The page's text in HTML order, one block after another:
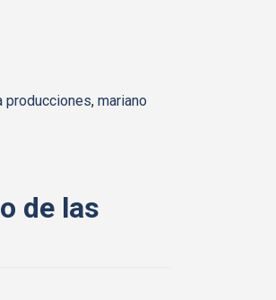
producciones, mariano
de las